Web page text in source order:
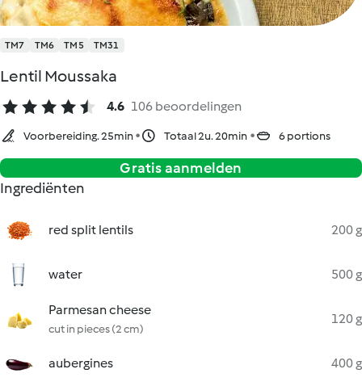
TM7 TM6 TM5 TM31
Lentil Moussaka
4.6 106 beoordelingen
Voorbereiding. 25min Totaal 2u. 20min 6 portions
Gratis aanmelden
Ingrediënten
red split lentils 200 g
water 500 g
Parmesan cheese
cut in pieces (2 cm)
120 g
aubergines 400 g